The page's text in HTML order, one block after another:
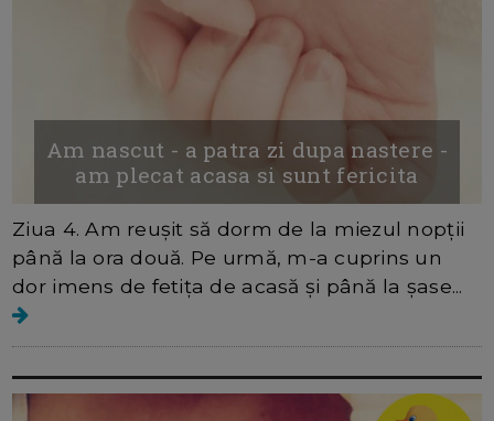
Am nascut - a patra zi dupa nastere -
am plecat acasa si sunt fericita
Ziua 4. Am reușit să dorm de la miezul nopții
până la ora două. Pe urmă, m-a cuprins un
dor imens de fetița de acasă și până la șase...